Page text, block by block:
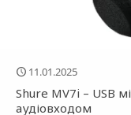
11.01.2025
Shure MV7i – USB
аудіовходом